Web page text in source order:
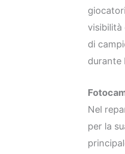
visibilità
di
durante
Nel
per la